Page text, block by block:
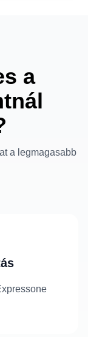
a
a legmagasabb